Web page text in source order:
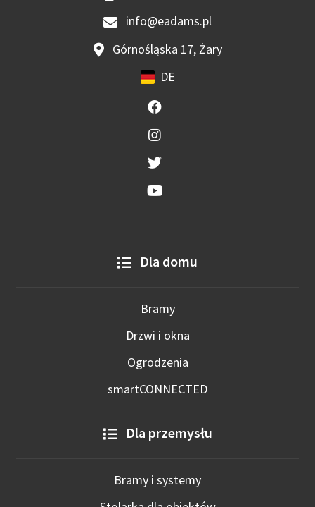
info@eadams.pl
Górnośląska 17, Żary
DE
Dla domu
Bramy
Drzwi i okna
Ogrodzenia
smartCONNECTED
Dla przemysłu
Bramy i systemy